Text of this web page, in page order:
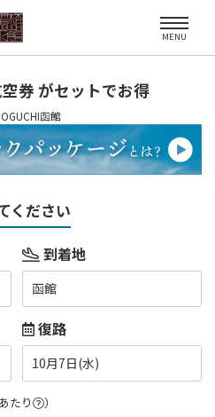
MENU
券 がセットでお得
函館
ください
到着地
函館
復路
10月7日(水)
たり ）